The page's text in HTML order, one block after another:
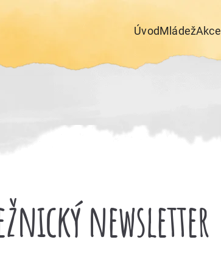
ÚvodMládežAkce
newsletter